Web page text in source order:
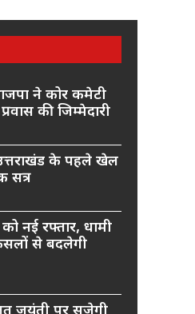
ने कोर कमेटी
की जिम्मेदारी
के पहले खेल
सत्र
नई रफ्तार, धामी
से बदलेगी